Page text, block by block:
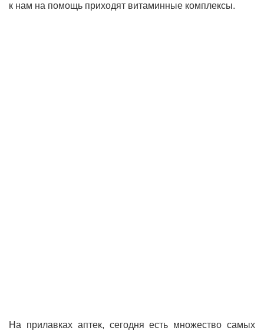
к нам на помощь приходят витаминные комплексы.
На прилавках аптек, сегодня есть множество самых